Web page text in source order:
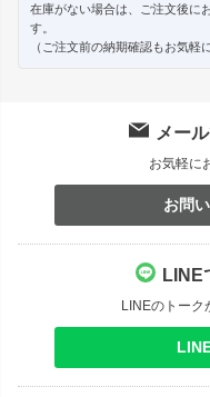
在庫がない場合は、ご注文後に
す。
（ご注文前の納期確認もお気軽
メー
お気軽に
お問
LINE
LINEのトーク